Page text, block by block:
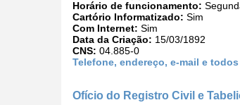
Horário de funcionamento:
Cartório Informatizado: Sim
Com Internet: Sim
Data da Criação: 15/03/1892
CNS: 04.885-0
Telefone, endereço, e-mail e
Ofício do Registro Civil e